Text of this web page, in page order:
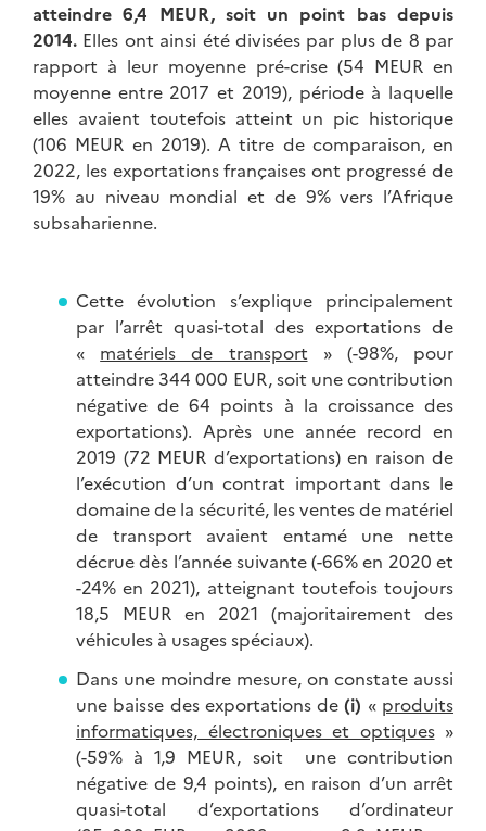
atteindre 6,4 MEUR, soit un point bas depuis
2014. Elles ont ainsi été divisées par plus de 8 par
rapport à leur moyenne pré-crise (54 MEUR en
moyenne entre 2017 et 2019), période à laquelle
elles avaient toutefois atteint un pic historique
(106 MEUR en 2019). A titre de comparaison, en
2022, les exportations françaises ont progressé de
19% au niveau mondial et de 9% vers l’Afrique
subsaharienne.
Cette évolution s’explique principalement
par l’arrêt quasi-total des exportations de
« matériels de transport » (-98%, pour
atteindre 344 000 EUR, soit une contribution
négative de 64 points à la croissance des
exportations). Après une année record en
2019 (72 MEUR d’exportations) en raison de
l’exécution d’un contrat important dans le
domaine de la sécurité, les ventes de matériel
de transport avaient entamé une nette
décrue dès l’année suivante (-66% en 2020 et
-24% en 2021), atteignant toutefois toujours
18,5 MEUR en 2021 (majoritairement des
véhicules à usages spéciaux).
Dans une moindre mesure, on constate aussi
une baisse des exportations de(i) « produits
informatiques, électroniques et optiques»
(-59% à 1,9 MEUR, soit une contribution
négative de 9,4 points), en raison d’un arrêt
quasi-total d’exportations d’ordinateur